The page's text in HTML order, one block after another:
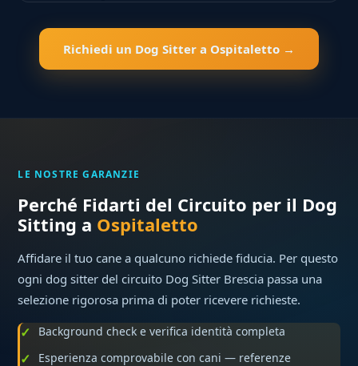
Richiedi un Dog Sitter a Ospitaletto →
LE NOSTRE GARANZIE
Perché Fidarti del Circuito per il Dog
Sitting a Ospitaletto
Affidare il tuo cane a qualcuno richiede fiducia. Per questo
ogni dog sitter del circuito Dog Sitter Brescia passa una
selezione rigorosa prima di poter ricevere richieste.
Background check e verifica identità completa
Esperienza comprovabile con cani — referenze